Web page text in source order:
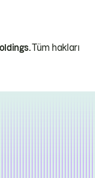
Tüm hakları